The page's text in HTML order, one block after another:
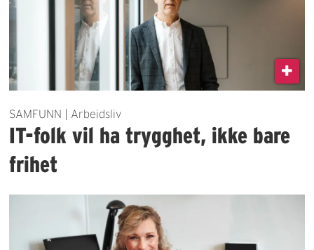
SAMFUNN | Arbeidsliv
IT-folk vil ha trygghet, ikke bare
frihet